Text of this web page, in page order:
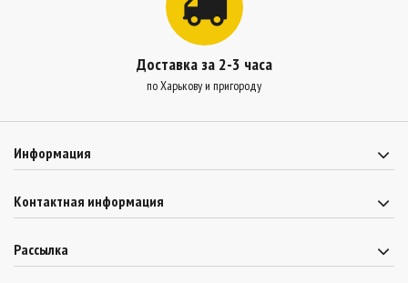
Доставка за 2-3 часа
по Харькову и пригороду
Информация
Контактная информация
Рассылка